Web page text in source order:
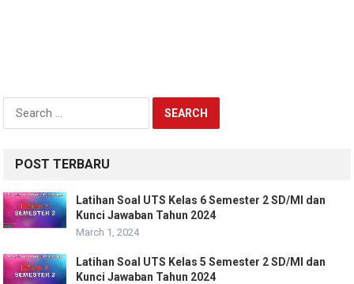
Search
for:
POST TERBARU
Latihan Soal UTS Kelas 6 Semester 2 SD/MI dan
Kunci Jawaban Tahun 2024
March 1, 2024
Latihan Soal UTS Kelas 5 Semester 2 SD/MI dan
Kunci Jawaban Tahun 2024